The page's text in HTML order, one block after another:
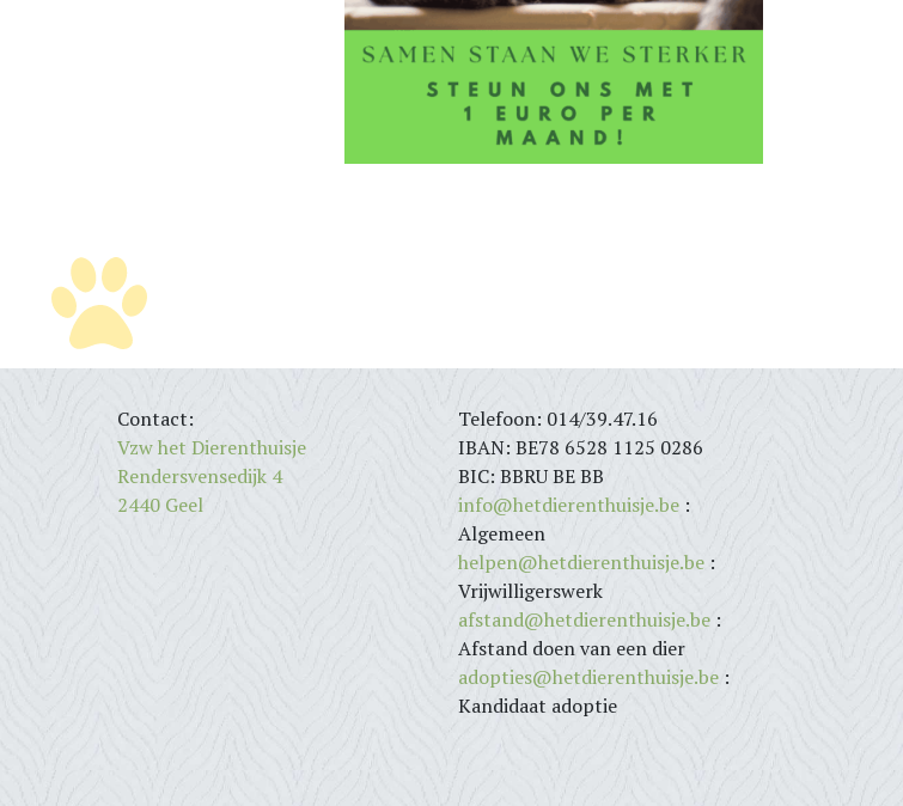
Contact:
Vzw het Dierenthuisje
Rendersvensedijk 4
2440 Geel
Telefoon: 014/39.47.16
IBAN: BE78 6528 1125 0286
BIC: BBRU BE BB
info@hetdierenthuisje.be :
Algemeen
helpen@hetdierenthuisje.be :
Vrijwilligerswerk
afstand@hetdierenthuisje.be :
Afstand doen van een dier
adopties@hetdierenthuisje.be :
Kandidaat adoptie